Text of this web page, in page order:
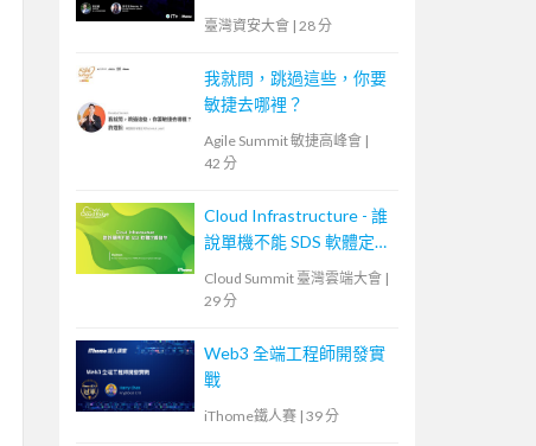
災害還原
臺灣資安大會 | 28 分
我就問，跳過這些，你要
敏捷去哪裡？
Agile Summit 敏捷高峰會 |
42 分
Cloud Infrastructure - 誰
說單機不能 SDS 軟體定義
Cloud Summit 臺灣雲端大會 |
29 分
Web3 全端工程師開發實
戰
iThome鐵人賽 | 39 分